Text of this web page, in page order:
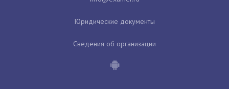
Юридические документы
Сведения об организации